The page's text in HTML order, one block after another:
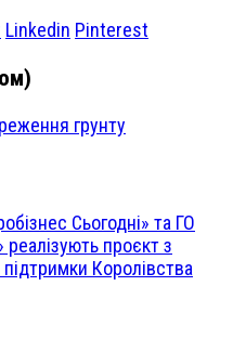
Linkedin Pinterest
грунту